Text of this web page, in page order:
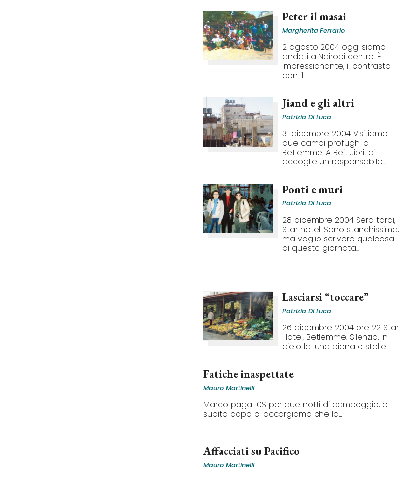
Peter il masai
Margherita Ferrario
2 agosto 2004 oggi siamo
andati a Nairobi centro. È
impressionante, il contrasto
con il...
Jiand e gli altri
Patrizia Di Luca
31 dicembre 2004 Visitiamo
due campi profughi a
Betlemme. A Beit Jibril ci
accoglie un responsabile...
Ponti e muri
Patrizia Di Luca
28 dicembre 2004 Sera tardi,
Star hotel. Sono stanchissima,
ma voglio scrivere qualcosa
di questa giornata...
Lasciarsi “toccare”
Patrizia Di Luca
26 dicembre 2004 ore 22 Star
Hotel, Betlemme. Silenzio. In
cielo la luna piena e stelle...
Fatiche inaspettate
Mauro Martinelli
Marco paga 10$ per due notti di campeggio, e
subito dopo ci accorgiamo che la...
Affacciati su Pacifico
Mauro Martinelli